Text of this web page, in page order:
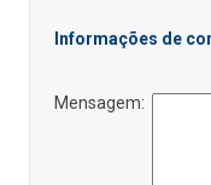
Informações de
Mensagem: